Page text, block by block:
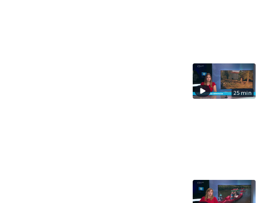
25 min